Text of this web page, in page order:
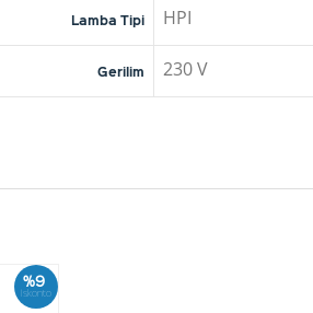
Lamba Tipi HPI
Gerilim 230 V
%9
İskonto